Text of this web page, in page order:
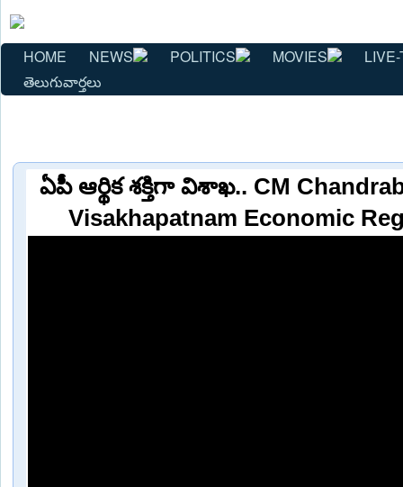
HOME NEWS POLITICS MOVIES
తెలుగువార్తలు
ఏపీ ఆర్థిక శక్తిగా విశాఖ.. CM
Visakhapatnam Economic